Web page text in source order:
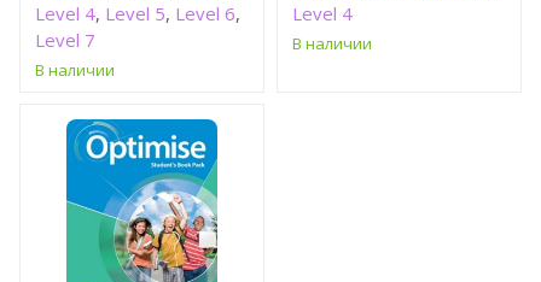
Level 4, Level 5, Level 6,
Level 7
В наличии
Level 4
В наличии